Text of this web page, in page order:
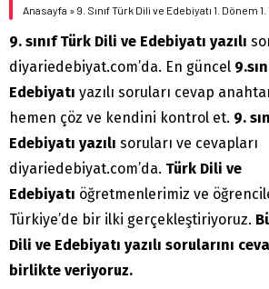
Korkuyu Beklerken
Anasayfa » 9. Sınıf Türk Dili ve Edebiyatı 1. Dönem 1.
9. sınıf Türk Dili ve Edebiyatı yazılı
diyariedebiyat.com’da. En güncel
Edebiyatı yazılı soruları cevap
hemen çöz ve kendini kontrol et. 9.
Edebiyatı yazılı soruları ve cevapları
diyariedebiyat.com’da. Türk Dili ve
Edebiyatı öğretmenlerimiz ve
Türkiye’de bir ilki gerçekleştiriyoruz.
Dili ve Edebiyatı yazılı sorularını
birlikte veriyoruz.